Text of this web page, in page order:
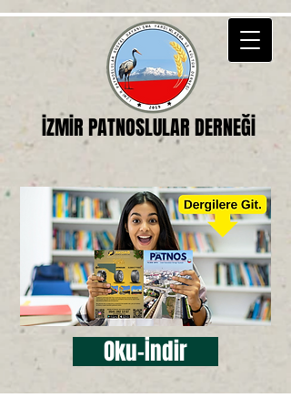
İZMİR PATNOSLULAR DERNEĞİ
Oku-İndir